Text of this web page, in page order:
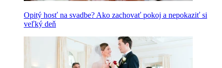
Opitý hosť na svadbe? Ako zachovať pokoj a nepokaziť si
veľký deň